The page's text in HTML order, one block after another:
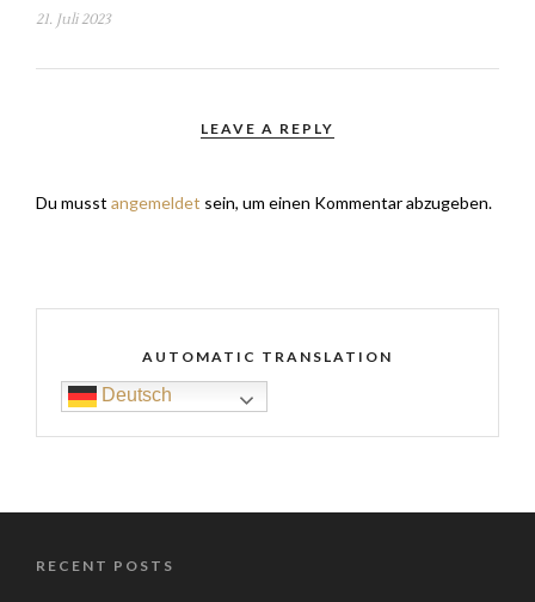
21. Juli 2023
LEAVE A REPLY
Du musst angemeldet sein, um einen Kommentar abzugeben.
AUTOMATIC TRANSLATION
Deutsch
RECENT POSTS